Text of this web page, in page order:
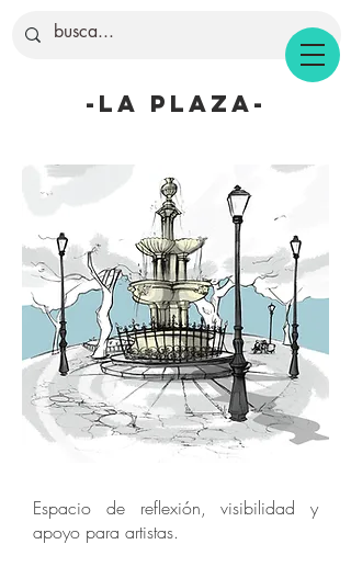
-la plaza-
Espacio de reflexión, visibilidad y
apoyo para artistas.